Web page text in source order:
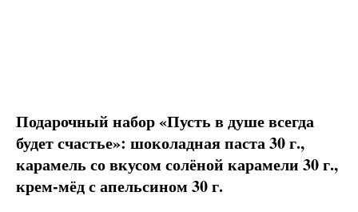
Подарочный набор «Пусть в душе всегда
будет счастье»: шоколадная паста 30 г.,
карамель со вкусом солёной карамели 30 г.,
крем-мёд с апельсином 30 г.